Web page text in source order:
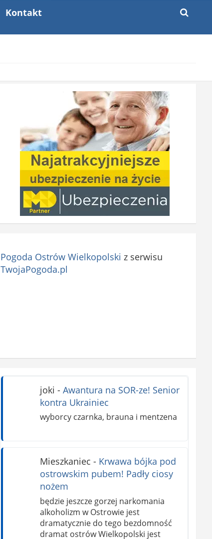
Kontakt
Pogoda Ostrów Wielkopolski z serwisu
TwojaPogoda.pl
joki - Awantura na SOR-ze! Senior
kontra Ukrainiec
wyborcy czarnka, brauna i mentzena
Mieszkaniec - Krwawa bójka pod
ostrowskim pubem! Padły ciosy
nożem
będzie jeszcze gorzej narkomania
alkoholizm w Ostrowie jest
dramatycznie do tego bezdomność
dramat ostrów Wielkopolski jest